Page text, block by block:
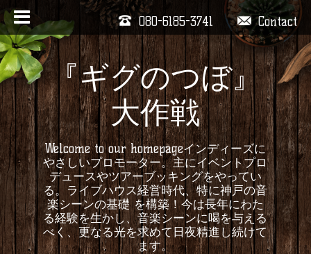
Contact
080-6185-3741
『ギグのつぼ』
大作戦
Welcome to our homepageインディーズに
やさしいプロモーター。主にイベントプロ
デュースやツアーブッキングをやってい
る。ライブハウス経営時代、特に神戸の音
楽シーンの基礎 を構築！今は長年にわた
る経験を生かし、音楽シーンに喝を与える
べく、更なる光を求めて日夜精進し続けて
ます。